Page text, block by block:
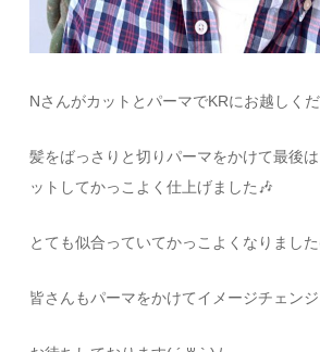
NさんがカットとパーマでKRにお越しく
髪をばっさりと切りパーマをかけて最後
ットしてかっこよく仕上げました🎶
とても似合っていてかっこよくなりまし
皆さんもパーマをかけてイメージチェン